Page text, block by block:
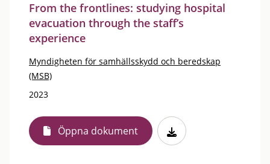
From the frontlines: studying hospital
evacuation through the staff’s
experience
Myndigheten för samhällsskydd och beredskap
(MSB)
2023
Öppna dokument